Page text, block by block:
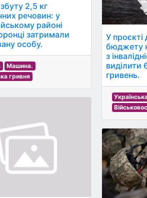
2,5 кг
речовин: у
районі
затримали
особу.
Машина.
гривня
У
бюджету
з
виділити
гривень.